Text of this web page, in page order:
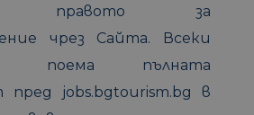
правото за
чрез Сайта. Всеки
поема пълната
пред jobs.bgtourism.bg в